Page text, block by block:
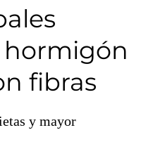
hormigón
fibras
y mayor